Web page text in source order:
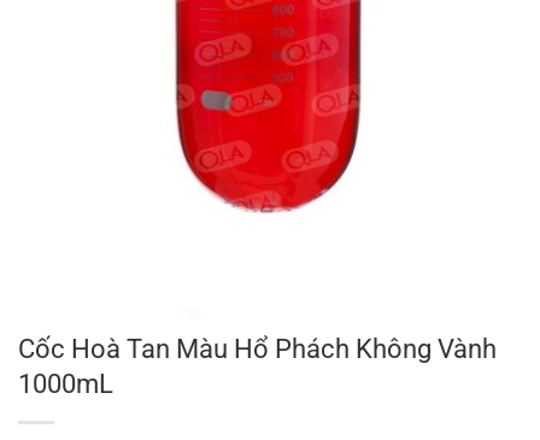
Cốc Hoà Tan Màu Hổ Phách Không Vành
1000mL